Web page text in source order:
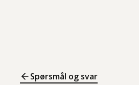
Spørsmål og svar